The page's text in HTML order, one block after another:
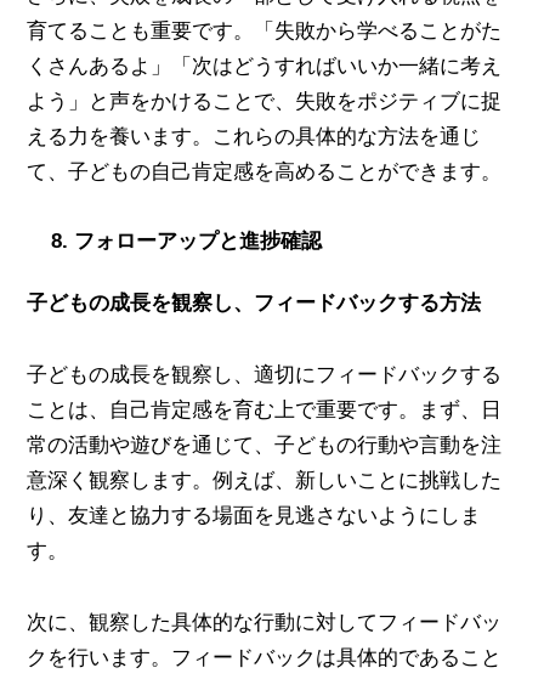
育てることも重要です。「失敗から学べることがた
くさんあるよ」「次はどうすればいいか一緒に考え
よう」と声をかけることで、失敗をポジティブに捉
える力を養います。これらの具体的な方法を通じ
て、子どもの自己肯定感を高めることができます。
8. フォローアップと進捗確認
子どもの成長を観察し、フィードバックする方法
子どもの成長を観察し、適切にフィードバックする
ことは、自己肯定感を育む上で重要です。まず、日
常の活動や遊びを通じて、子どもの行動や言動を注
意深く観察します。例えば、新しいことに挑戦した
り、友達と協力する場面を見逃さないようにしま
す。
次に、観察した具体的な行動に対してフィードバッ
クを行います。フィードバックは具体的であること